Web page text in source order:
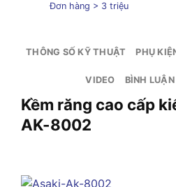
Đơn hàng > 3 triệu
THÔNG SỐ KỸ THUẬT PHỤ
VIDEO BÌNH
Kềm răng cao cấp
AK-8002